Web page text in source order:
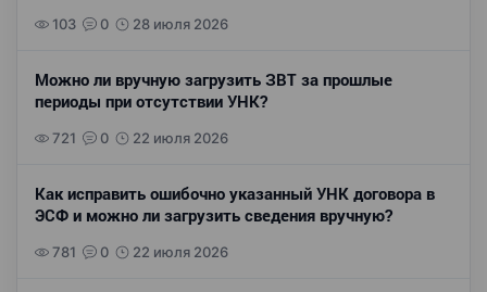
103 0 28 июля 2026
Можно ли вручную загрузить ЗВТ за прошлые
периоды при отсутствии УНК?
721 0 22 июля 2026
Как исправить ошибочно указанный УНК договора в
ЭСФ и можно ли загрузить сведения вручную?
781 0 22 июля 2026